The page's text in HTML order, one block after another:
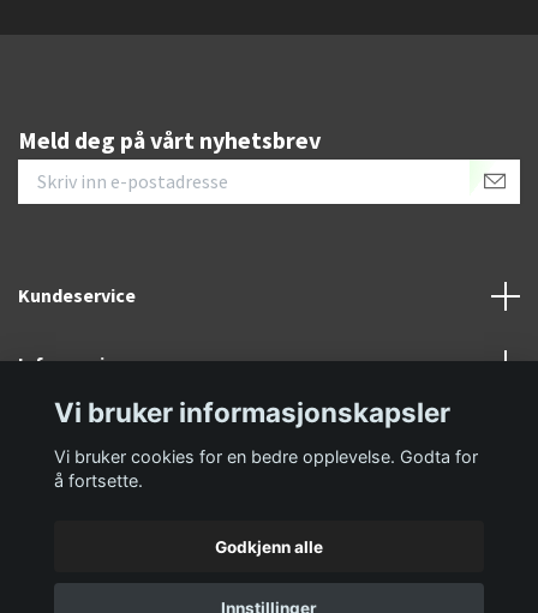
Meld deg på vårt nyhetsbrev
Kundeservice
Informasjon
© 2026 GolfKongen
Vi bruker informasjonskapsler
Vi bruker cookies for en bedre opplevelse. Godta for
å fortsette.
Godkjenn alle
Innstillinger